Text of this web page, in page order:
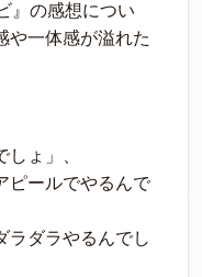
』の感想につい
や一体感が溢れた
しょ」、
ピールでやるんで
ラダラやるんでし